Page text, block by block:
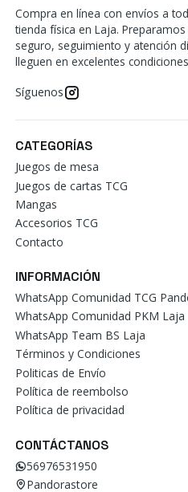
Compra en línea con envíos a
tienda física en Laja.
seguro, seguimiento y atención
lleguen en excelentes
Síguenos
CATEGORÍAS
Juegos de mesa
Juegos de cartas TCG
Mangas
Accesorios TCG
Contacto
INFORMACIÓN
WhatsApp Comunidad TCG
WhatsApp Comunidad PKM Laja
WhatsApp Team BS Laja
Términos y Condiciones
Politicas de Envío
Política de reembolso
Política de privacidad
CONTÁCTANOS
56976531950
Pandorastore